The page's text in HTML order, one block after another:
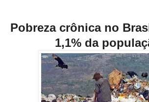
Pobreza crônica no
1,1% da